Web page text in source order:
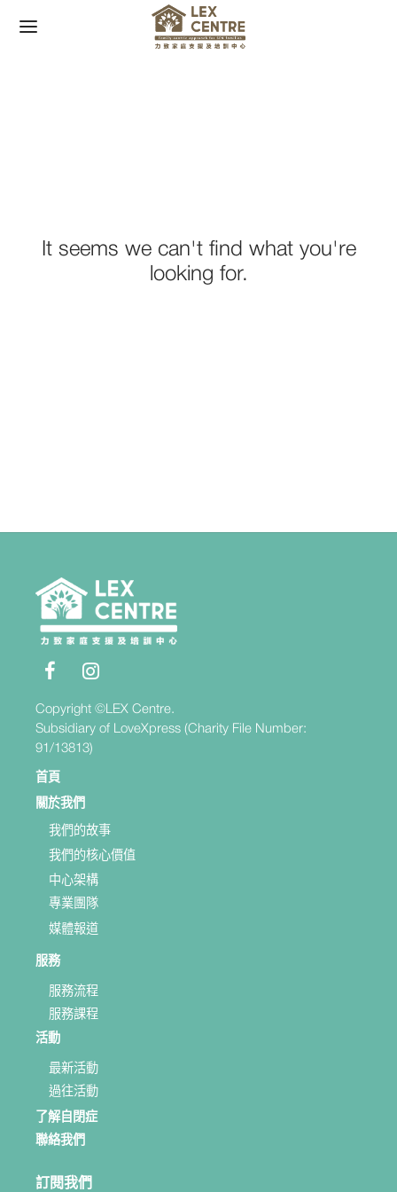
It seems we can't find what you're
looking for.
訂閱我們
首頁
關於我們
我們的故事
我們的核心價值
中心架構
專業團隊
媒體報道
服務
服務流程
服務課程
活動
最新活動
過往活動
了解自閉症
聯絡我們
Copyright ©LEX Centre.
Subsidiary of LoveXpress (Charity File Number:
91/13813)